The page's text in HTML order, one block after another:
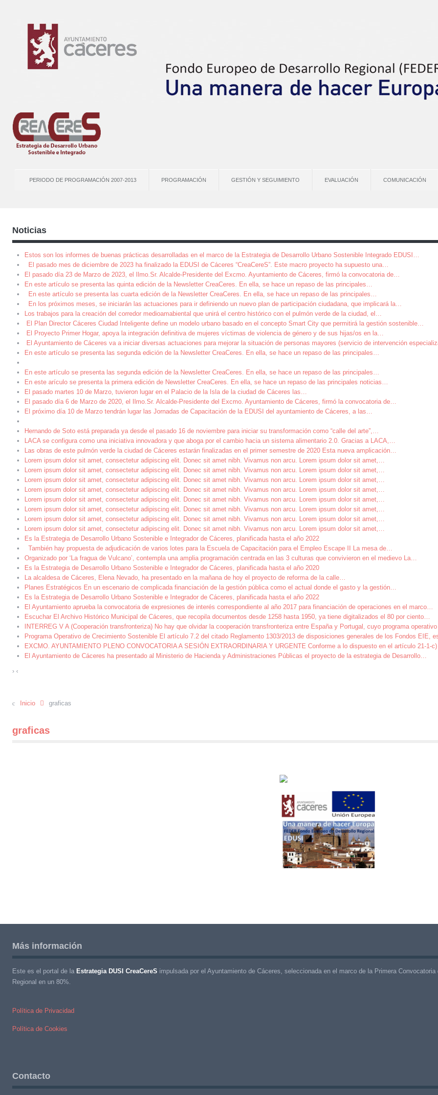
PERIODO DE PROGRAMACIÓN 2007-2013 PROGRAMACIÓN GESTIÓN Y SEGUIMIENTO EVALUACIÓN COMUNICACIÓN
Noticias
Estos son los informes de buenas prácticas desarrolladas en el marco de la Estrategia de Desarrollo Urbano Sostenible Integrado EDUSI …
El pasado mes de diciembre de 2023 ha finalizado la EDUSI de Cáceres “CreaCereS”. Este macro proyecto ha supuesto una…
El pasado día 23 de Marzo de 2023, el Ilmo.Sr. Alcalde-Presidente del Excmo. Ayuntamiento de Cáceres, firmó la convocatoria de…
En este artículo se presenta las quinta edición de la Newsletter CreaCeres. En ella, se hace un repaso de las principales…
En este artículo se presenta las cuarta edición de la Newsletter CreaCeres. En ella, se hace un repaso de las principales…
En los próximos meses, se iniciarán las actuaciones para ir definiendo un nuevo plan de participación ciudadana, que implicará la…
Los trabajos para la creación del corredor medioamabiental que unirá el centro histórico con el pulmón verde de la ciudad, el …
El Plan Director Cáceres Ciudad Inteligente define un modelo urbano basado en el concepto Smart City que permitirá la gestión sostenible…
El Proyecto Primer Hogar, apoya la integración definitiva de mujeres víctimas de violencia de género y de sus hijas/os en la…
El Ayuntamiento de Cáceres va a iniciar diversas actuaciones para mejorar la situación de personas mayores (servicio de intervención
En este artículo se presenta las segunda edición de la Newsletter CreaCeres. En ella, se hace un repaso de las principales…
En este artículo se presenta las segunda edición de la Newsletter CreaCeres. En ella, se hace un repaso de las principales…
En este arículo se presenta la primera edición de Newsletter CreaCeres. En ella, se hace un repaso de las principales noticias…
El pasado martes 10 de Marzo, tuvieron lugar en el Palacio de la Isla de la ciudad de Cáceres las…
El pasado día 6 de Marzo de 2020, el Ilmo.Sr. Alcalde-Presidente del Excmo. Ayuntamiento de Cáceres, firmó la convocatoria de…
El próximo día 10 de Marzo tendrán lugar las Jornadas de Capacitación de la EDUSI del ayuntamiento de Cáceres, a las…
Hernando de Soto está preparada ya desde el pasado 16 de noviembre para iniciar su transformación como “calle del arte”,…
LACA se configura como una iniciativa innovadora y que aboga por el cambio hacia un sistema alimentario 2.0. Gracias a LACA,…
Las obras de este pulmón verde la ciudad de Cáceres estarán finalizadas en el primer semestre de 2020 Esta nueva amplicación…
Lorem ipsum dolor sit amet, consectetur adipiscing elit. Donec sit amet nibh. Vivamus non arcu. Lorem ipsum dolor sit amet,…
Lorem ipsum dolor sit amet, consectetur adipiscing elit. Donec sit amet nibh. Vivamus non arcu. Lorem ipsum dolor sit amet,…
Lorem ipsum dolor sit amet, consectetur adipiscing elit. Donec sit amet nibh. Vivamus non arcu. Lorem ipsum dolor sit amet,…
Lorem ipsum dolor sit amet, consectetur adipiscing elit. Donec sit amet nibh. Vivamus non arcu. Lorem ipsum dolor sit amet,…
Lorem ipsum dolor sit amet, consectetur adipiscing elit. Donec sit amet nibh. Vivamus non arcu. Lorem ipsum dolor sit amet,…
Lorem ipsum dolor sit amet, consectetur adipiscing elit. Donec sit amet nibh. Vivamus non arcu. Lorem ipsum dolor sit amet,…
Lorem ipsum dolor sit amet, consectetur adipiscing elit. Donec sit amet nibh. Vivamus non arcu. Lorem ipsum dolor sit amet,…
Lorem ipsum dolor sit amet, consectetur adipiscing elit. Donec sit amet nibh. Vivamus non arcu. Lorem ipsum dolor sit amet,…
Es la Estrategia de Desarrollo Urbano Sostenible e Integrador de Cáceres, planificada hasta el año 2022
También hay propuesta de adjudicación de varios lotes para la Escuela de Capacitación para el Empleo Escape II La mesa de…
Organizado por ‘La fragua de Vulcano’, contempla una amplia programación centrada en las 3 culturas que convivieron en el medievo La…
Es la Estrategia de Desarrollo Urbano Sostenible e Integrador de Cáceres, planificada hasta el año 2020
La alcaldesa de Cáceres, Elena Nevado, ha presentado en la mañana de hoy el proyecto de reforma de la calle…
Planes Estratégicos En un escenario de complicada financiación de la gestión pública como el actual donde el gasto y la gestión…
Es la Estrategia de Desarrollo Urbano Sostenible e Integrador de Cáceres, planificada hasta el año 2022
El Ayuntamiento aprueba la convocatoria de expresiones de interés correspondiente al año 2017 para financiación de operaciones en el marco…
Escuchar El Archivo Histórico Municipal de Cáceres, que recopila documentos desde 1258 hasta 1950, ya tiene digitalizados el 80 por ciento…
INTERREG V A (Cooperación transfronteriza) No hay que olvidar la cooperación transfronteriza entre España y Portugal, cuyo programa
Programa Operativo de Crecimiento Sostenible El artículo 7.2 del citado Reglamento 1303/2013 de disposiciones generales de los Fondos EIE,
EXCMO. AYUNTAMIENTO PLENO CONVOCATORIA A SESIÓN EXTRAORDINARIA Y URGENTE Conforme a lo dispuesto en el artículo 21-1-
El Ayuntamiento de Cáceres ha presentado al Ministerio de Hacienda y Administraciones Públicas el proyecto de la estrategia de Desarrollo…
› ‹
Inicio graficas
graficas
Más información
Este es el portal de la Estrategia DUSI CreaCereS impulsada por el Ayuntamiento de Cáceres, seleccionada en el marco de la Primera
Regional en un 80%.
Política de Privacidad
Política de Cookies
Contacto